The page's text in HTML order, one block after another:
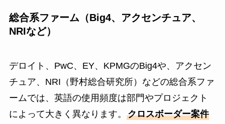
総合系ファーム（Big4、アクセンチュア、
NRIなど）
デロイト、PwC、EY、KPMGのBig4や、アクセン
チュア、NRI（野村総合研究所）などの総合系ファ
ームでは、英語の使用頻度は部門やプロジェクト
によって大きく異なります。 クロスボーダー案件